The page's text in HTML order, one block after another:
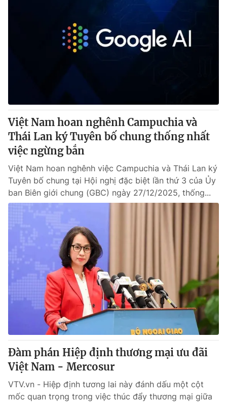
Việt Nam hoan nghênh Campuchia và
Thái Lan ký Tuyên bố chung thống nhất
việc ngừng bắn
Việt Nam hoan nghênh việc Campuchia và Thái Lan ký
Tuyên bố chung tại Hội nghị đặc biệt lần thứ 3 của Ủy
ban Biên giới chung (GBC) ngày 27/12/2025, thống...
Đàm phán Hiệp định thương mại ưu đãi
Việt Nam - Mercosur
VTV.vn - Hiệp định tương lai này đánh dấu một cột
mốc quan trọng trong việc thúc đẩy thương mại giữa